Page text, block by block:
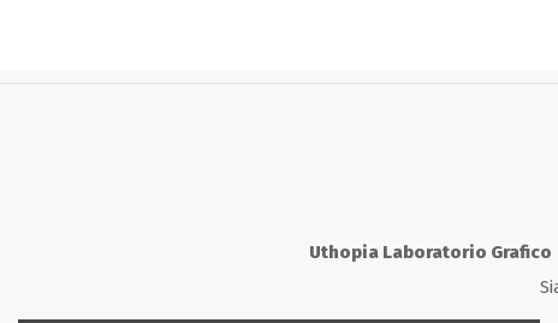
Uthopia Laboratorio Grafico